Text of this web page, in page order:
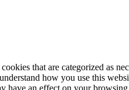
that are categorized as
how you use this
have an effect on your browsing